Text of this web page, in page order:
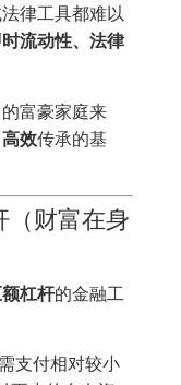
律工具都难以
流动性、法律
富豪家庭来
效传承的基
（财富在身
杠杆的金融工
支付相对较小